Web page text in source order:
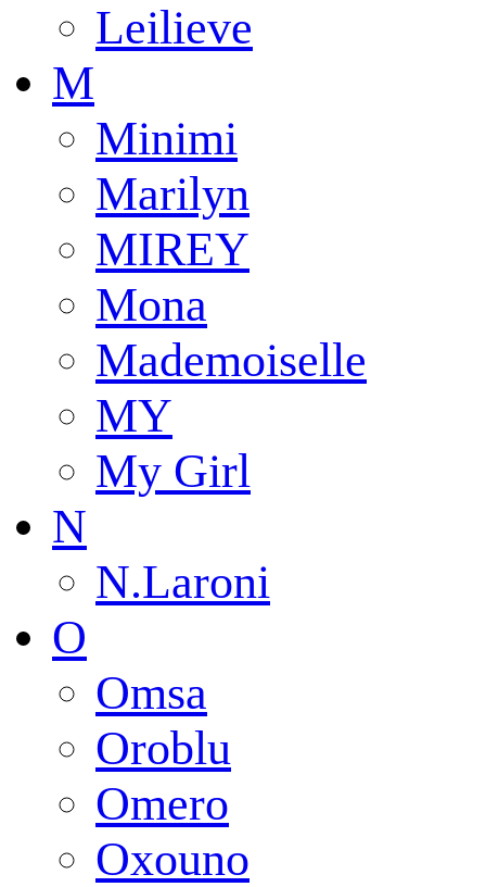
Leilieve
M
Minimi
Marilyn
MIREY
Mona
Mademoiselle
MY
My Girl
N
N.Laroni
O
Omsa
Oroblu
Omero
Oxouno